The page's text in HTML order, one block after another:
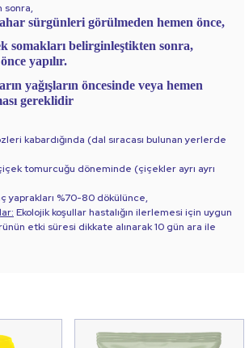
sonra,
sürgünleri görülmeden hemen önce,
somakları belirginleştikten sonra,
yapılır.
yağışların öncesinde veya hemen
gereklidir
kabardığında (dal sıracası bulunan yerlerde
tomurcuğu döneminde (çiçekler ayrı ayrı
yaprakları %70-80 dökülünce,
Ekolojik koşullar hastalığın ilerlemesi için uygun
etki süresi dikkate alınarak 10 gün ara ile